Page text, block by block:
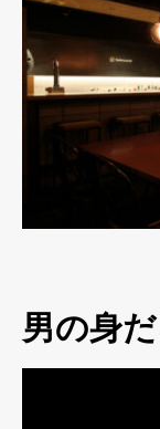
男の身